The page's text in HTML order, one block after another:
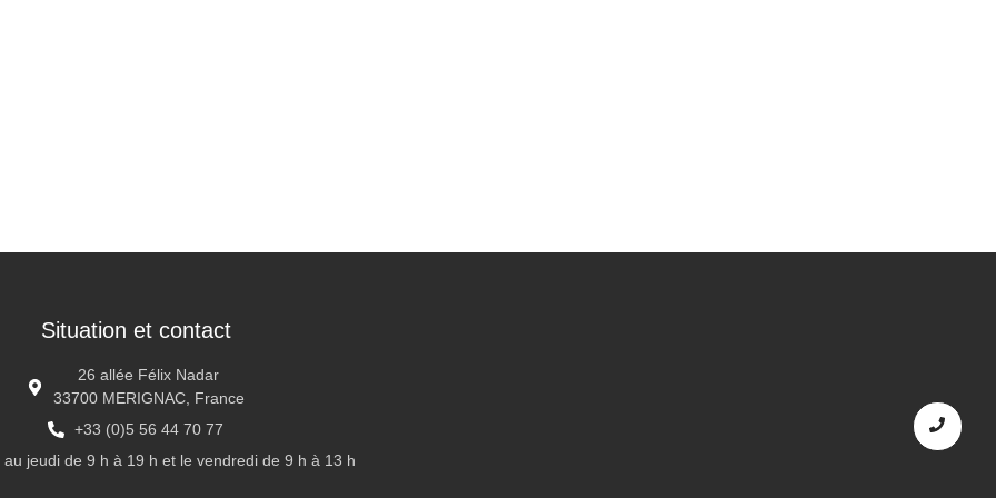
Situation et contact
26 allée Félix Nadar
33700 MERIGNAC, France
+33 (0)5 56 44 70 77
au jeudi de 9 h à 19 h et le vendredi de 9 h à 13 h